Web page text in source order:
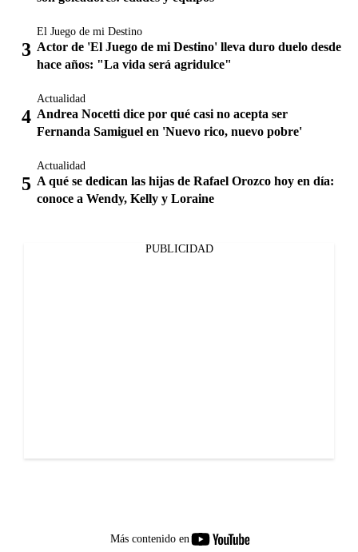
El Juego de mi Destino
Actor de 'El Juego de mi Destino' lleva duro duelo desde
hace años: "La vida será agridulce"
Actualidad
Andrea Nocetti dice por qué casi no acepta ser
Fernanda Samiguel en 'Nuevo rico, nuevo pobre'
Actualidad
A qué se dedican las hijas de Rafael Orozco hoy en día:
conoce a Wendy, Kelly y Loraine
PUBLICIDAD
Más contenido en
youtube-